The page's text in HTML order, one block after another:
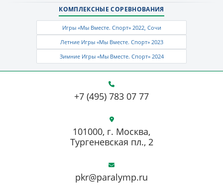
КОМПЛЕКСНЫЕ СОРЕВНОВАНИЯ
Игры «Мы Вместе. Спорт» 2022, Сочи
Летние Игры «Мы Вместе. Спорт» 2023
Зимние Игры «Мы Вместе. Спорт» 2024
+7 (495) 783 07 77
pkr@paralymp.ru
101000, г. Москва,
Тургеневская пл., 2